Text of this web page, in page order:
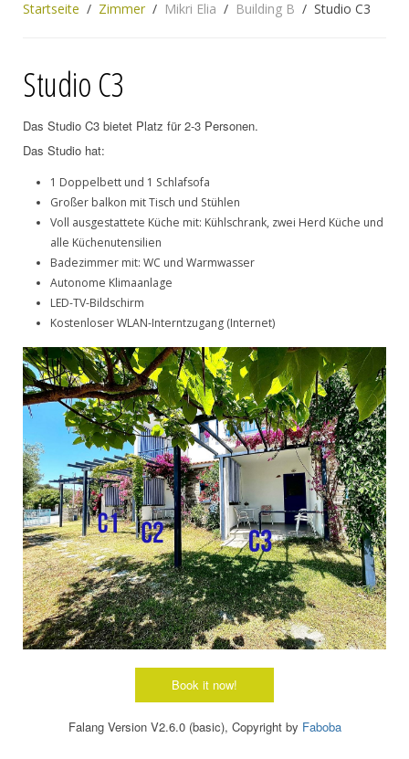
Startseite Zimmer Mikri Elia Building B Studio C3
Studio C3
Das Studio C3 bietet Platz für 2-3 Personen.
Das Studio hat:
1 Doppelbett und 1 Schlafsofa
Großer balkon mit Tisch und Stühlen
Voll ausgestattete Küche mit: Kühlschrank, zwei Herd Küche und
alle Küchenutensilien
Badezimmer mit: WC und Warmwasser
Autonome Klimaanlage
LED-TV-Bildschirm
Kostenloser WLAN-Interntzugang (Internet)
Falang Version V2.6.0 (basic), Copyright by Faboba